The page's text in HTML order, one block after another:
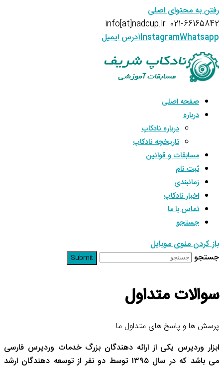
رفتن به محتوای اصلی
021-66165842
info[at]nadcup.ir
InstagramWhatsapp آدرس ایمیل
صفحه اصلی
درباره
درباره نادکاپ
تاریخچه نادکاپ
مسابقات و قوانین
ثبت نام
زمانبندی
اخبار نادکاپ
تماس با ما
جستجو
باز کردن منوی موبایل
جستجو
Submit
سوالات متداول
پرسش ها و پاسخ های متداول ما
ابزار وردپرس یکی از ارائه دهندگان بزرگ خدمات وردپرس فارسی
می باشد که در سال۱۳۹۵ توسط دو نفر از توسعه دهندگان ارشد